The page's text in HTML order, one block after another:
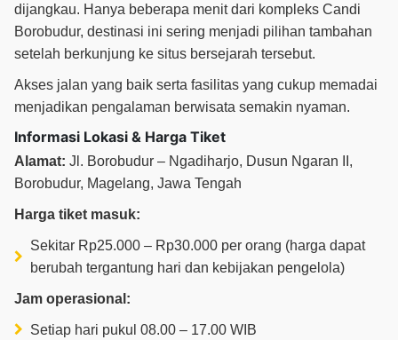
dijangkau. Hanya beberapa menit dari kompleks Candi
Borobudur, destinasi ini sering menjadi pilihan tambahan
setelah berkunjung ke situs bersejarah tersebut.
Akses jalan yang baik serta fasilitas yang cukup memadai
menjadikan pengalaman berwisata semakin nyaman.
Informasi Lokasi & Harga Tiket
Alamat: Jl. Borobudur – Ngadiharjo, Dusun Ngaran II,
Borobudur, Magelang, Jawa Tengah
Harga tiket masuk:
Sekitar Rp25.000 – Rp30.000 per orang (harga dapat
berubah tergantung hari dan kebijakan pengelola)
Jam operasional:
Setiap hari pukul 08.00 – 17.00 WIB